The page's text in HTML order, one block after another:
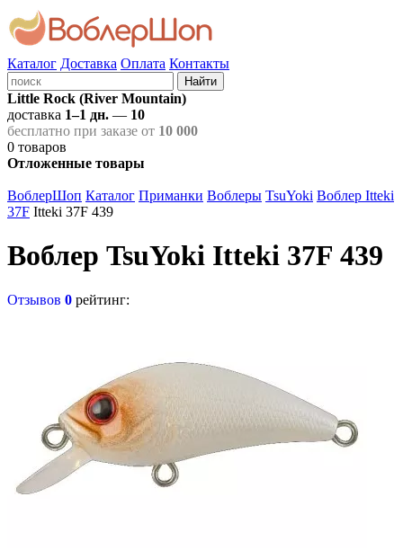
Каталог Доставка Оплата Контакты
Найти
Little Rock (River Mountain)
доставка 1–1 дн. — 10
бесплатно при заказе от 10 000
0 товаров
Отложенные товары
ВоблерШоп Каталог Приманки Воблеры TsuYoki Воблер Itteki
37F Itteki 37F 439
Воблер TsuYoki Itteki 37F 439
Отзывов 0 рейтинг: